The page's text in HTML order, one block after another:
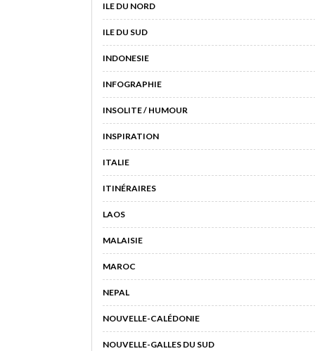
ILE DU NORD
ILE DU SUD
INDONESIE
INFOGRAPHIE
INSOLITE / HUMOUR
INSPIRATION
ITALIE
ITINÉRAIRES
LAOS
MALAISIE
MAROC
NEPAL
NOUVELLE-CALÉDONIE
NOUVELLE-GALLES DU SUD